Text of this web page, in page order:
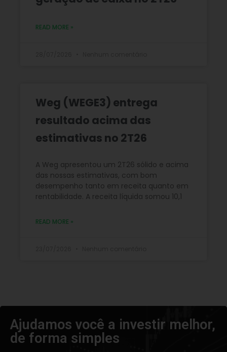
READ MORE »
Weg (WEGE3) entrega
resultado acima das
estimativas no 2T26
A Weg apresentou um 2T26 sólido e acima
das nossas estimativas, com bom
desempenho tanto em receita quanto em
rentabilidade. A receita líquida somou 10,1
READ MORE »
Ajudamos você a investir melhor,
de forma simples​